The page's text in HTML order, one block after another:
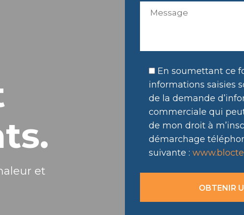
et
En soumettant ce
informations saisies
de la demande
commerciale qui
de mon droit à
démarchage
suivante :